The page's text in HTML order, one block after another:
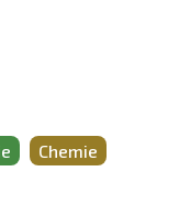
Chemie